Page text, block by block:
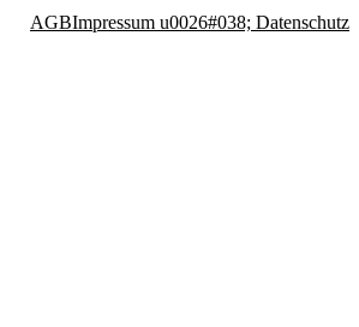
AGBImpressum u0026#038; Datenschutz